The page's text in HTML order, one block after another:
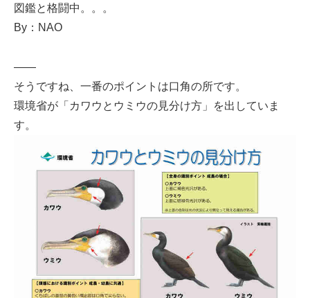
図鑑と格闘中。。。
By：NAO
——
そうですね、一番のポイントは口角の所です。
環境省が「カワウとウミウの見分け方」を出していま
す。